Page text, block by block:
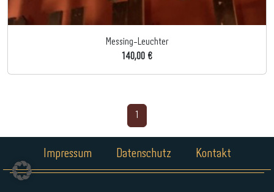
Messing-Leuchter
140,00 €
Impressum Datenschutz Kontakt